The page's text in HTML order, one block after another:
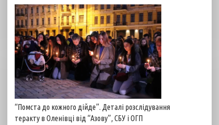
“Помста до кожного дійде”. Деталі розслідування
теракту в Оленівці від “Азову”, СБУ і ОГП